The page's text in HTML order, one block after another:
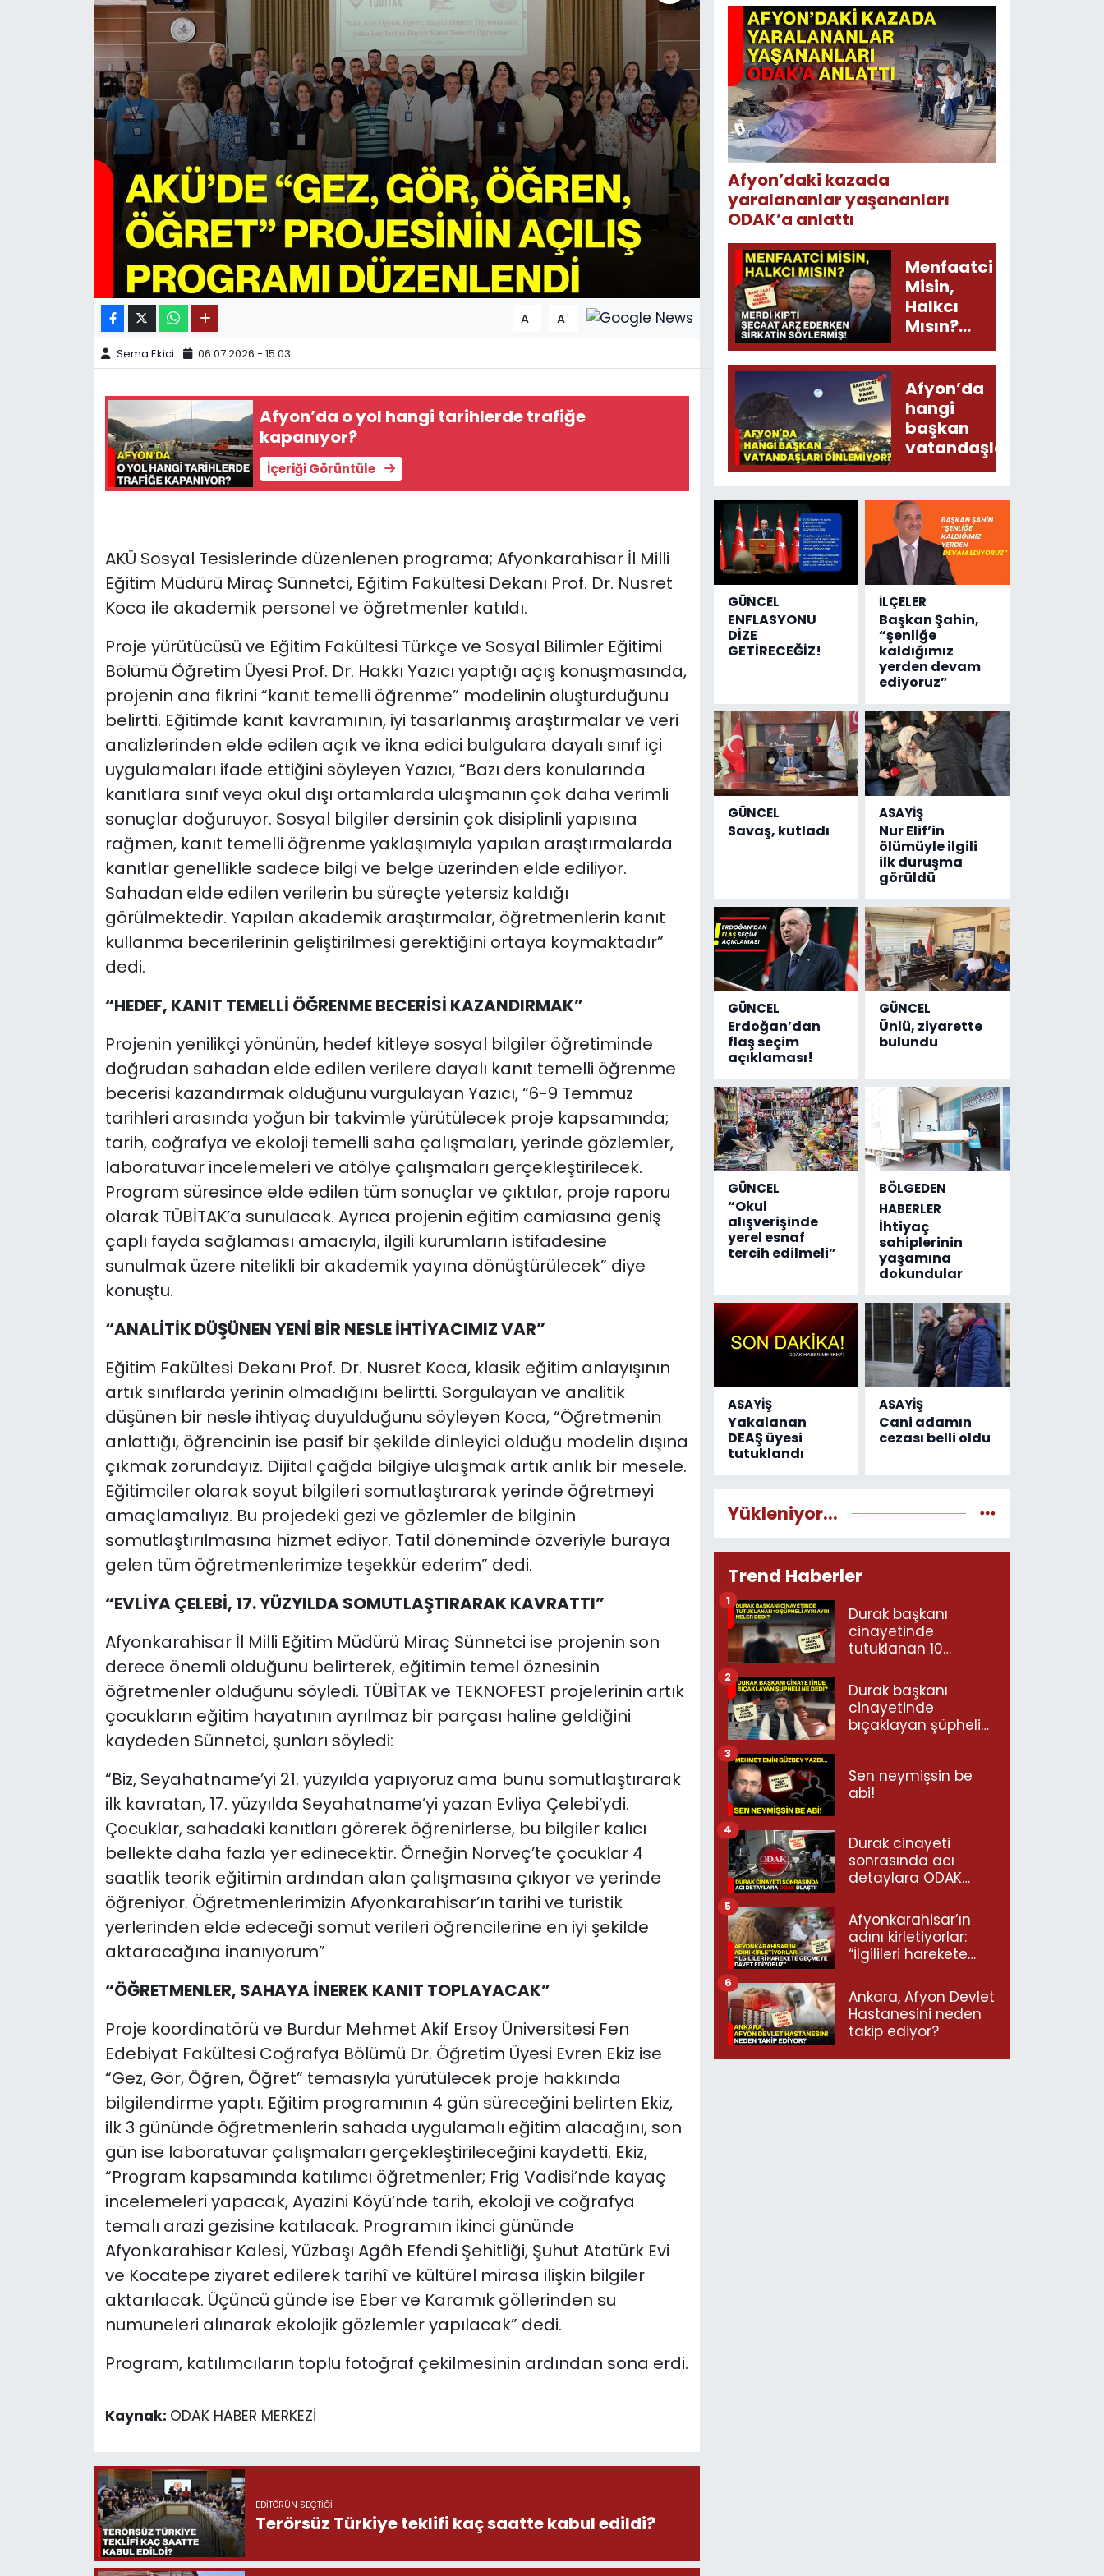
A- A+
Sema Ekici 06.07.2026 - 15:03
Afyon’da o yol hangi tarihlerde trafiğe
kapanıyor?
İçeriği Görüntüle
AKÜ Sosyal Tesislerinde düzenlenen programa; Afyonkarahisar İl Milli
Eğitim Müdürü Miraç Sünnetci, Eğitim Fakültesi Dekanı Prof. Dr. Nusret
Koca ile akademik personel ve öğretmenler katıldı.
Proje yürütücüsü ve Eğitim Fakültesi Türkçe ve Sosyal Bilimler Eğitimi
Bölümü Öğretim Üyesi Prof. Dr. Hakkı Yazıcı yaptığı açış konuşmasında,
projenin ana fikrini “kanıt temelli öğrenme” modelinin oluşturduğunu
belirtti. Eğitimde kanıt kavramının, iyi tasarlanmış araştırmalar ve veri
analizlerinden elde edilen açık ve ikna edici bulgulara dayalı sınıf içi
uygulamaları ifade ettiğini söyleyen Yazıcı, “Bazı ders konularında
kanıtlara sınıf veya okul dışı ortamlarda ulaşmanın çok daha verimli
sonuçlar doğuruyor. Sosyal bilgiler dersinin çok disiplinli yapısına
rağmen, kanıt temelli öğrenme yaklaşımıyla yapılan araştırmalarda
kanıtlar genellikle sadece bilgi ve belge üzerinden elde ediliyor.
Sahadan elde edilen verilerin bu süreçte yetersiz kaldığı
görülmektedir. Yapılan akademik araştırmalar, öğretmenlerin kanıt
kullanma becerilerinin geliştirilmesi gerektiğini ortaya koymaktadır”
dedi.
“HEDEF, KANIT TEMELLİ ÖĞRENME BECERİSİ KAZANDIRMAK”
Projenin yenilikçi yönünün, hedef kitleye sosyal bilgiler öğretiminde
doğrudan sahadan elde edilen verilere dayalı kanıt temelli öğrenme
becerisi kazandırmak olduğunu vurgulayan Yazıcı, “6-9 Temmuz
tarihleri arasında yoğun bir takvimle yürütülecek proje kapsamında;
tarih, coğrafya ve ekoloji temelli saha çalışmaları, yerinde gözlemler,
laboratuvar incelemeleri ve atölye çalışmaları gerçekleştirilecek.
Program süresince elde edilen tüm sonuçlar ve çıktılar, proje raporu
olarak TÜBİTAK’a sunulacak. Ayrıca projenin eğitim camiasına geniş
çaplı fayda sağlaması amacıyla, ilgili kurumların istifadesine
sunulmak üzere nitelikli bir akademik yayına dönüştürülecek” diye
konuştu.
“ANALİTİK DÜŞÜNEN YENİ BİR NESLE İHTİYACIMIZ VAR”
Eğitim Fakültesi Dekanı Prof. Dr. Nusret Koca, klasik eğitim anlayışının
artık sınıflarda yerinin olmadığını belirtti. Sorgulayan ve analitik
düşünen bir nesle ihtiyaç duyulduğunu söyleyen Koca, “Öğretmenin
anlattığı, öğrencinin ise pasif bir şekilde dinleyici olduğu modelin dışına
çıkmak zorundayız. Dijital çağda bilgiye ulaşmak artık anlık bir mesele.
Eğitimciler olarak soyut bilgileri somutlaştırarak yerinde öğretmeyi
amaçlamalıyız. Bu projedeki gezi ve gözlemler de bilginin
somutlaştırılmasına hizmet ediyor. Tatil döneminde özveriyle buraya
gelen tüm öğretmenlerimize teşekkür ederim” dedi.
“EVLİYA ÇELEBİ, 17. YÜZYILDA SOMUTLAŞTIRARAK KAVRATTI”
Afyonkarahisar İl Milli Eğitim Müdürü Miraç Sünnetci ise projenin son
derece önemli olduğunu belirterek, eğitimin temel öznesinin
öğretmenler olduğunu söyledi. TÜBİTAK ve TEKNOFEST projelerinin artık
çocukların eğitim hayatının ayrılmaz bir parçası haline geldiğini
kaydeden Sünnetci, şunları söyledi:
“Biz, Seyahatname’yi 21. yüzyılda yapıyoruz ama bunu somutlaştırarak
ilk kavratan, 17. yüzyılda Seyahatname’yi yazan Evliya Çelebi’ydi.
Çocuklar, sahadaki kanıtları görerek öğrenirlerse, bu bilgiler kalıcı
bellekte daha fazla yer edinecektir. Örneğin Norveç’te çocuklar 4
saatlik teorik eğitimin ardından alan çalışmasına çıkıyor ve yerinde
öğreniyor. Öğretmenlerimizin Afyonkarahisar’ın tarihi ve turistik
yerlerinden elde edeceği somut verileri öğrencilerine en iyi şekilde
aktaracağına inanıyorum”
“ÖĞRETMENLER, SAHAYA İNEREK KANIT TOPLAYACAK”
Proje koordinatörü ve Burdur Mehmet Akif Ersoy Üniversitesi Fen
Edebiyat Fakültesi Coğrafya Bölümü Dr. Öğretim Üyesi Evren Ekiz ise
“Gez, Gör, Öğren, Öğret” temasıyla yürütülecek proje hakkında
bilgilendirme yaptı. Eğitim programının 4 gün süreceğini belirten Ekiz,
ilk 3 gününde öğretmenlerin sahada uygulamalı eğitim alacağını, son
gün ise laboratuvar çalışmaları gerçekleştirileceğini kaydetti. Ekiz,
“Program kapsamında katılımcı öğretmenler; Frig Vadisi’nde kayaç
incelemeleri yapacak, Ayazini Köyü’nde tarih, ekoloji ve coğrafya
temalı arazi gezisine katılacak. Programın ikinci gününde
Afyonkarahisar Kalesi, Yüzbaşı Agâh Efendi Şehitliği, Şuhut Atatürk Evi
ve Kocatepe ziyaret edilerek tarihî ve kültürel mirasa ilişkin bilgiler
aktarılacak. Üçüncü günde ise Eber ve Karamık göllerinden su
numuneleri alınarak ekolojik gözlemler yapılacak” dedi.
Program, katılımcıların toplu fotoğraf çekilmesinin ardından sona erdi.
Kaynak: ODAK HABER MERKEZİ
EDITÖRÜN SEÇTIĞI
Terörsüz Türkiye teklifi kaç saatte kabul edildi?
Afyon’daki kazada
yaralananlar yaşananları
ODAK’a anlattı
Menfaatci
Misin,
Halkcı
Mısın?
Merdi
Kıpti
Şecaat
Arz
Ederken
Sirkatin
Söylermiş!
Afyon’da
hangi
başkan
vatandaşları
dinlemiyor?
GÜNCEL
ENFLASYONU
DİZE
GETİRECEĞİZ!
İLÇELER
Başkan Şahin,
“şenliğe
kaldığımız
yerden devam
ediyoruz”
GÜNCEL
Savaş, kutladı
ASAYİŞ
Nur Elif’in
ölümüyle ilgili
ilk duruşma
görüldü
GÜNCEL
Erdoğan’dan
flaş seçim
açıklaması!
GÜNCEL
Ünlü, ziyarette
bulundu
GÜNCEL
“Okul
alışverişinde
yerel esnaf
tercih edilmeli”
BÖLGEDEN
HABERLER
İhtiyaç
sahiplerinin
yaşamına
dokundular
ASAYİŞ
Yakalanan
DEAŞ üyesi
tutuklandı
ASAYİŞ
Cani adamın
cezası belli oldu
Yükleniyor...
Trend Haberler
Durak başkanı
cinayetinde
tutuklanan 10
neler dedi?
1
Durak başkanı
cinayetinde
bıçaklayan şüpheli
2
Sen neymişsin be
abi!
3
Durak cinayeti
sonrasında acı
detaylara ODAK
4
Afyonkarahisar’ın
adını kirletiyorlar:
“İlgilileri harekete
ediyoruz”
5
Ankara, Afyon Devlet
Hastanesini neden
takip ediyor?
6
11:11 MANŞET